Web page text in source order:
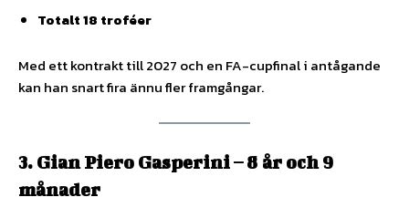
Totalt 18 troféer
Med ett kontrakt till 2027 och en FA-cupfinal i antågande
kan han snart fira ännu fler framgångar.
3. Gian Piero Gasperini – 8 år och 9
månader